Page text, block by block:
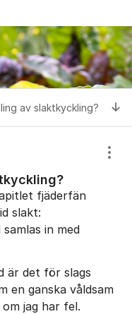
av slaktkyckling?
fjäderfän
slakt:
in med
är det för slags
en ganska våldsam
jag har fel.